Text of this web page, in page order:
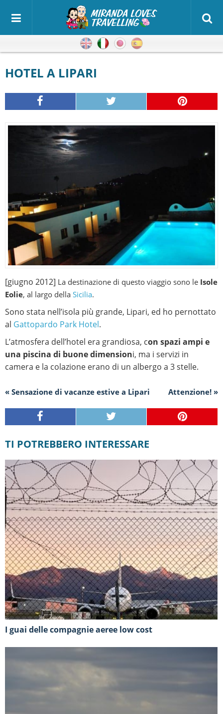
IngleseItalianoGiapponese
HOTEL A LIPARI
[giugno 2012] La destinazione di questo viaggio sono le Isole
Eolie, al largo della Sicilia.
Sono stata nell’isola più grande, Lipari, ed ho pernottato
al Gattopardo Park Hotel.
L’atmosfera dell’hotel era grandiosa, con spazi ampi e
una piscina di buone dimensioni, ma i servizi in
camera e la colazione erano di un albergo a 3 stelle.
« Sensazione di vacanze estive a Lipari Attenzione! »
TI POTREBBERO INTERESSARE
I guai delle compagnie aeree low cost